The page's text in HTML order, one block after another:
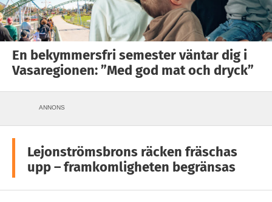
En bekymmersfri semester väntar dig i
Vasaregionen: ”Med god mat och dryck”
ANNONS
Lejonströmsbrons räcken fräschas
upp – framkomligheten begränsas